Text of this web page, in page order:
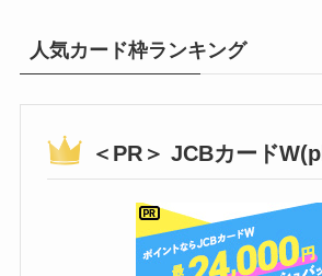
人気カード枠ランキング
＜PR＞ JCBカード